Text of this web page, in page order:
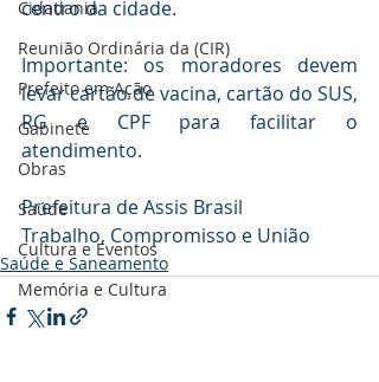
Cidadania
Reunião Ordinária da (CIR)
Prefeito em Ação
Gabinete
Obras
Saúde
Cultura e Eventos
Memória e Cultura
centro da cidade.
Importante: os moradores devem
levar cartão de vacina, cartão do SUS,
RG e CPF para facilitar o
atendimento.
Prefeitura de Assis Brasil
Trabalho, Compromisso e União
Saúde e Saneamento